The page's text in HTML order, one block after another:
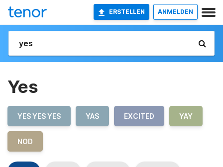
ERSTELLEN ANMELDEN
Yes
YES YES YES YAS EXCITED YAY
NOD